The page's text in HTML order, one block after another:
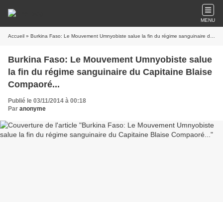
MENU
Accueil » Burkina Faso: Le Mouvement Umnyobiste salue la fin du régime sanguinaire du Capitaine Blaise Compaoré...
Burkina Faso: Le Mouvement Umnyobiste salue
la fin du régime sanguinaire du Capitaine Blaise
Compaoré...
Publié le 03/11/2014 à 00:18
Par anonyme